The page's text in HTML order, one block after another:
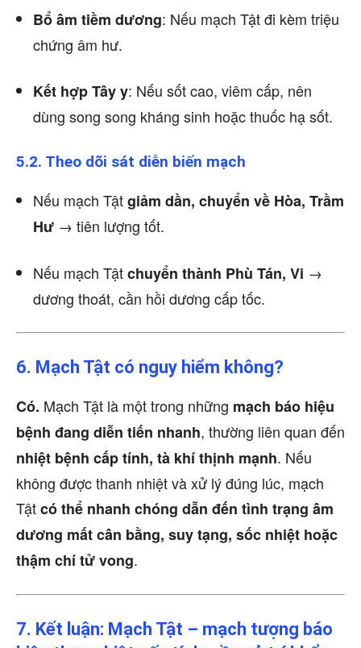
Bổ âm tiềm dương: Nếu mạch Tật đi kèm triệu
chứng âm hư.
Kết hợp Tây y: Nếu sốt cao, viêm cấp, nên
dùng song song kháng sinh hoặc thuốc hạ sốt.
5.2. Theo dõi sát diễn biến mạch
Nếu mạch Tậtgiảm dần, chuyển về Hòa, Trầm
Hư → tiên lượng tốt.
Nếu mạch Tậtchuyển thành Phù Tán, Vi →
dương thoát, cần hồi dương cấp tốc.
6. Mạch Tật có nguy hiểm không?
Có. Mạch Tật là một trong những mạch báo hiệu
bệnh đang diễn tiến nhanh, thường liên quan đến
nhiệt bệnh cấp tính, tà khí thịnh mạnh. Nếu
không được thanh nhiệt và xử lý đúng lúc, mạch
Tậtcó thể nhanh chóng dẫn đến tình trạng âm
dương mất cân bằng, suy tạng, sốc nhiệt hoặc
thậm chí tử vong.
7. Kết luận: Mạch Tật – mạch tượng báo